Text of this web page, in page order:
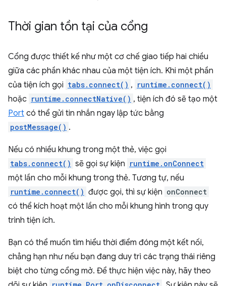
Thời gian tồn tại của cổng
Cổng được thiết kế như một cơ chế giao tiếp hai chiều
giữa các phần khác nhau của một tiện ích. Khi một phần
của tiện ích gọi tabs.connect() , runtime.connect()
hoặc runtime.connectNative() , tiện ích đó sẽ tạo một
Port có thể gửi tin nhắn ngay lập tức bằng
postMessage() .
Nếu có nhiều khung trong một thẻ, việc gọi
tabs.connect() sẽ gọi sự kiện runtime.onConnect
một lần cho mỗi khung trong thẻ. Tương tự, nếu
runtime.connect() được gọi, thì sự kiện onConnect
có thể kích hoạt một lần cho mỗi khung hình trong quy
trình tiện ích.
Bạn có thể muốn tìm hiểu thời điểm đóng một kết nối,
chẳng hạn như nếu bạn đang duy trì các trạng thái riêng
biệt cho từng cổng mở. Để thực hiện việc này, hãy theo